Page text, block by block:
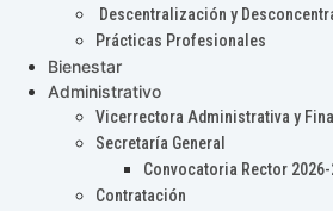
Descentralización y
Prácticas Profesionales
Bienestar
Administrativo
Vicerrectora Administrativa y
Secretaría General
Convocatoria Rector
Contratación